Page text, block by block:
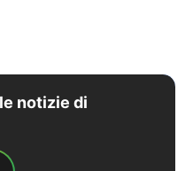
notizie di